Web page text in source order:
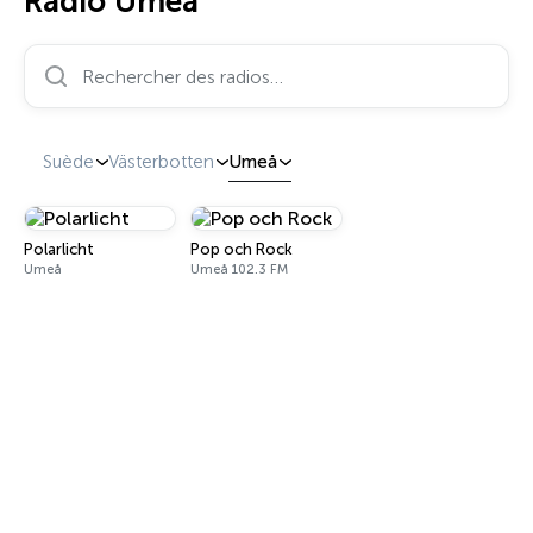
Rechercher des radios…
Suède Västerbotten Umeå
Polarlicht
Umeå
Pop och Rock
Umeå 102.3 FM